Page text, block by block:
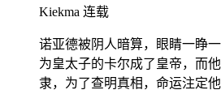
Kiekma 连载
诺亚德被阴人暗算，眼睛一睁
为皇太子的卡尔成了皇帝，而
隶，为了查明真相，命运注定